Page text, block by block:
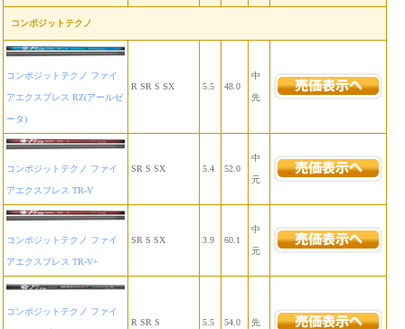
コンポジットテクノ
コンポジットテクノ ファイ
アエクスプレス RZ(アールゼ
ータ)
R SR S SX 5.5 48.0
中
先
コンポジットテクノ ファイ
アエクスプレス TR-V
SR S SX 5.4 52.0
中
元
コンポジットテクノ ファイ
アエクスプレス TR-V+
SR S SX 3.9 60.1
中
元
コンポジットテクノ ファイ
R SR S 5.5 54.0 先